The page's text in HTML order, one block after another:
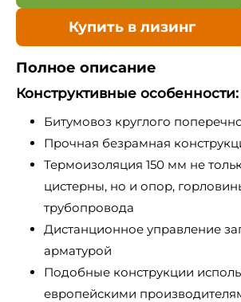
Купить в лизинг
Полное описание
Конструктивные особенности:
Битумовоз круглого
Прочная безрамная
Термоизоляция 150 мм не
цистерны, но и опор,
трубопровода
Дистанционное управление
арматурой
Подобные конструкции
европейскими